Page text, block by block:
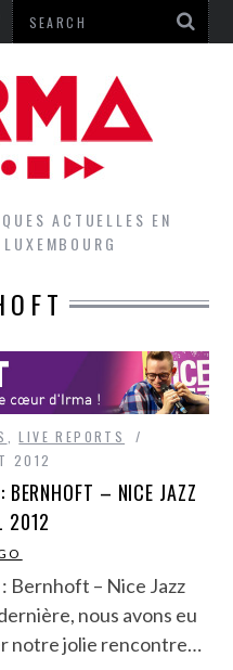
ACTUELLES EN
,LIVE REPORTS
2012
BERNHOFT – NICE JAZZ
2012
Bernhoft – Nice Jazz
nous avons eu
notre jolie rencontre…